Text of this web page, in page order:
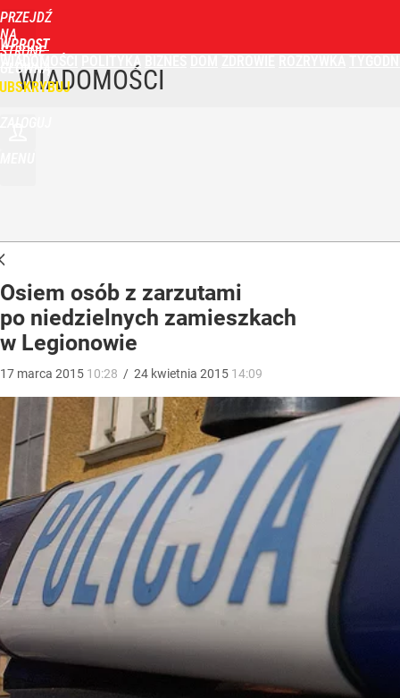
PRZEJDŹ
NA
STRONĘ
GŁÓWNĄ
WPROST
POLITYKA
WIADOMOŚCI
Osiem osób z zarzutami
po niedzielnych zamieszkach
w Legionowie
17 marca 2015 10:28 / 24 kwietnia 2015 14:09